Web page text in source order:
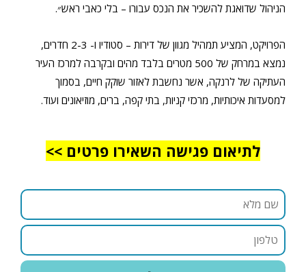
הניהול שדואגת להשכיר את הנכס עבורו – בלי כאבי ראש״.
הפרויקט, המציע תמהיל מגוון של דירות – סטודיו ו- 2-3 חדרים,
נמצא במרחק של 500 מטרים בלבד מהים ובקרבה למרכז העיר
העתיקה של לרנקה, אשר נחשבת לאזור שוקק חיים, בסמוך
למסעדות איכותיות, מרכזי קניות, בתי קפה, ברים, מוזיאונים ועוד.
לתיאום פגישה השאירו פרטים >>